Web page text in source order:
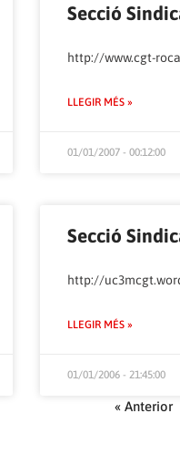
Secció
http://www.cgt-
LLEGIR MÉS »
01/01/2007 - 00:12:00
Secció
http://
LLEGIR MÉS »
01/01/2006 - 21:45:00
« Anterior